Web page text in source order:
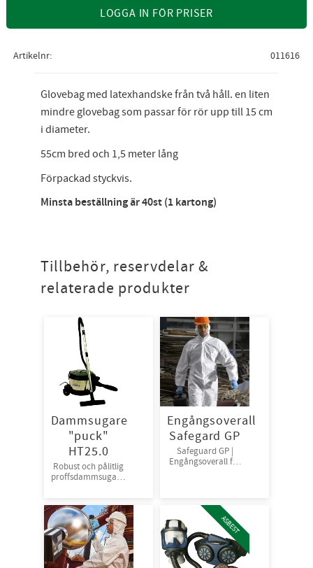
LOGGA IN FÖR PRISER
Artikelnr 011616
Glovebag med latexhandske från två håll. en liten
mindre glovebag som passar för rör upp till 15 cm
i diameter.
55cm bred och 1,5 meter lång
Förpackad styckvis.
Minsta beställning är 40st (1 kartong)
Tillbehör, reservdelar &
relaterade produkter
Dammsugare
"puck"
HT25.0
Robust och pålitlig
proffsdammsugare.
underhålla. 500-
800W Hastigheten
är ställbar
Engångsoverall
Safegard GP
Safeguard GP |
Engångsoverall för
och andas väl för
god arbetskomfort.
50st/kartASBEST